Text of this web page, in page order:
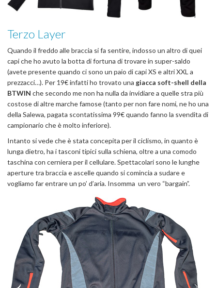
Terzo Layer
Quando il freddo alle braccia si fa sentire, indosso un altro di quei
capi che ho avuto la botta di fortuna di trovare in super-saldo
(avete presente quando ci sono un paio di capi XS e altri XXL a
prezzacci…). Per 19€ infatti ho trovato una giacca soft-shell della
BTWIN che secondo me non ha nulla da invidiare a quelle stra più
costose di altre marche famose (tanto per non fare nomi, ne ho una
della Salewa, pagata scontatissima 99€ quando fanno la svendita di
campionario che è molto inferiore).
Intanto si vede che è stata concepita per il ciclismo, in quanto è
lunga dietro, ha i tasconi tipici sulla schiena, oltre a una comodo
taschina con cerniera per il cellulare. Spettacolari sono le lunghe
aperture tra braccia e ascelle quando si comincia a sudare e
vogliamo far entrare un po’ d’aria. Insomma un vero “bargain”.